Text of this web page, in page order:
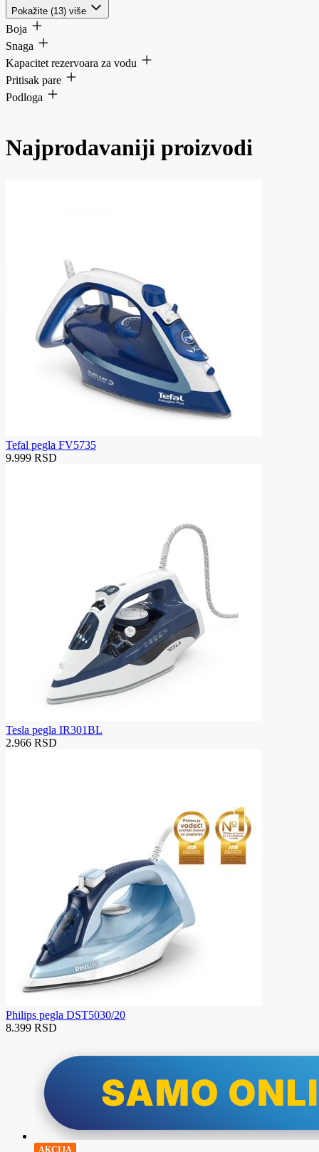
Pokažite (13) više
Boja
Snaga
Kapacitet rezervoara za vodu
Pritisak pare
Podloga
Najprodavaniji proizvodi
Tefal pegla FV5735
9.999 RSD
Tesla pegla IR301BL
2.966 RSD
Philips pegla DST5030/20
8.399 RSD
AKCIJA